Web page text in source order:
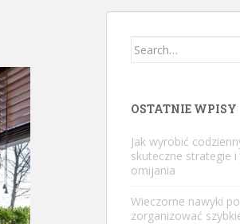
Search
OSTATNIE WPISY
Jak wyrobić
skuteczne strategie
omijania
Wieczorne nawyki
zorganizować